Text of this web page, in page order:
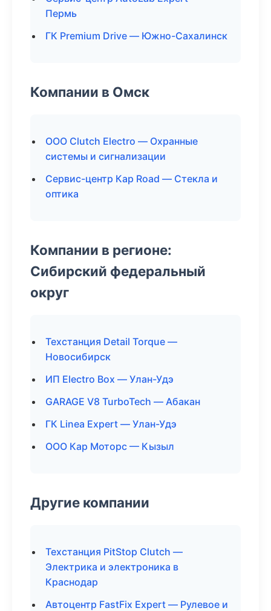
Пермь
ГК Premium Drive — Южно-Сахалинск
Компании в Омск
ООО Clutch Electro — Охранные
системы и сигнализации
Сервис-центр Кар Road — Стекла и
оптика
Компании в регионе:
Сибирский федеральный
округ
Техстанция Detail Torque —
Новосибирск
ИП Electro Box — Улан-Удэ
GARAGE V8 TurboTech — Абакан
ГК Linea Expert — Улан-Удэ
ООО Кар Моторс — Кызыл
Другие компании
Техстанция PitStop Clutch —
Электрика и электроника в
Краснодар
Автоцентр FastFix Expert — Рулевое и